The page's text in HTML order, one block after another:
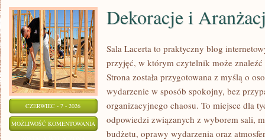
CZERWIEC - 7 - 2026
MOŻLIWOŚĆ KOMENTOWANIA DEKORACJE
Dekoracje i
Sala Lacerta to praktyczny blog
przyjęć, w którym czytelnik może
Strona została przygotowana z myślą o
wydarzenie w sposób spokojny, bez
organizacyjnego chaosu. To miejsce dla
odpowiedzi związanych z wyborem sali,
budżetu, oprawy wydarzenia oraz